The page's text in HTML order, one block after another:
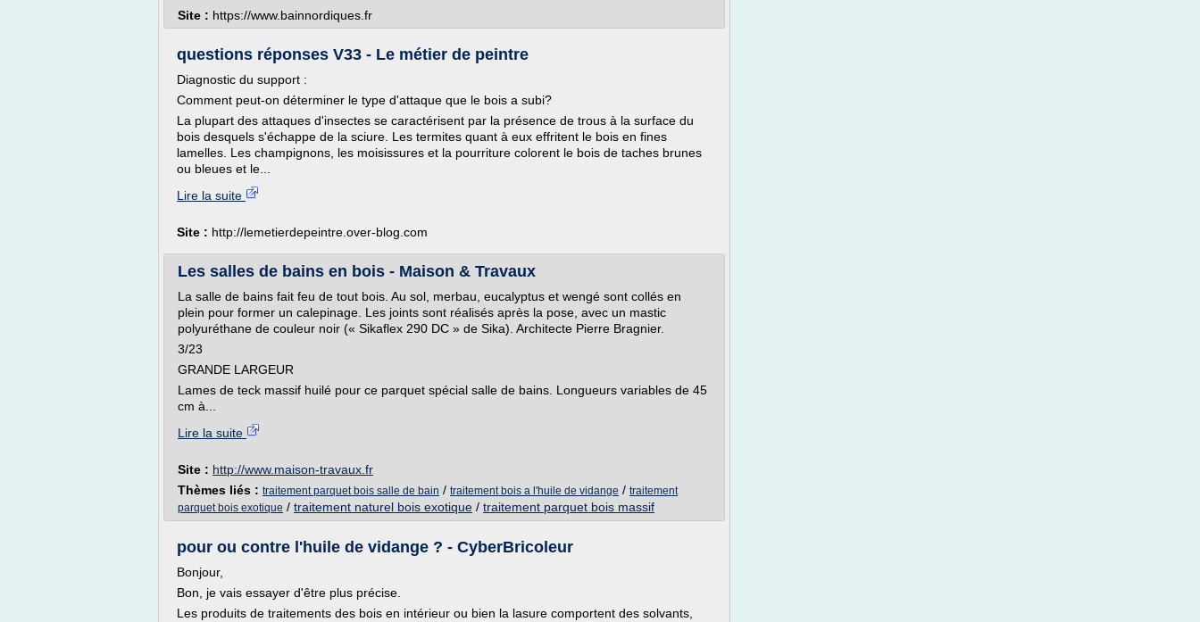
Site : https://www.bainnordiques.fr
questions réponses V33 - Le métier de peintre
Diagnostic du support :
Comment peut-on déterminer le type d'attaque que le bois a subi?
La plupart des attaques d'insectes se caractérisent par la présence de trous à la surface du
bois desquels s'échappe de la sciure. Les termites quant à eux effritent le bois en fines
lamelles. Les champignons, les moisissures et la pourriture colorent le bois de taches brunes
ou bleues et le...
Lire la suite
Site : http://lemetierdepeintre.over-blog.com
Les salles de bains en bois - Maison & Travaux
La salle de bains fait feu de tout bois. Au sol, merbau, eucalyptus et wengé sont collés en
plein pour former un calepinage. Les joints sont réalisés après la pose, avec un mastic
polyuréthane de couleur noir (« Sikaflex 290 DC » de Sika). Architecte Pierre Bragnier.
3/23
GRANDE LARGEUR
Lames de teck massif huilé pour ce parquet spécial salle de bains. Longueurs variables de 45
cm à...
Lire la suite
Site : http://www.maison-travaux.fr
Thèmes liés : traitement parquet bois salle de bain / traitement bois a l'huile de vidange / traitement
parquet bois exotique / traitement naturel bois exotique / traitement parquet bois massif
pour ou contre l'huile de vidange ? - CyberBricoleur
Bonjour,
Bon, je vais essayer d'être plus précise.
Les produits de traitements des bois en intérieur ou bien la lasure comportent des solvants,